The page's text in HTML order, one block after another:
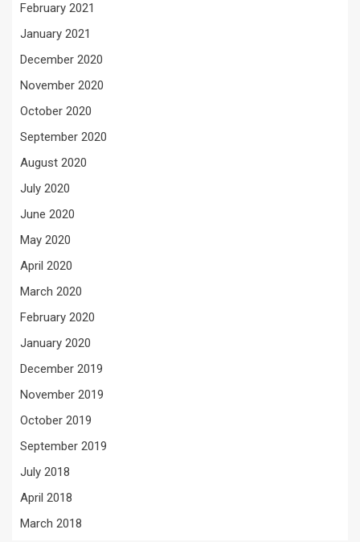
February 2021
January 2021
December 2020
November 2020
October 2020
September 2020
August 2020
July 2020
June 2020
May 2020
April 2020
March 2020
February 2020
January 2020
December 2019
November 2019
October 2019
September 2019
July 2018
April 2018
March 2018